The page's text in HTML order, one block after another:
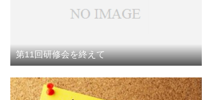
第11回研修会を終えて